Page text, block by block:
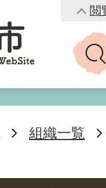
閲
組織一覧